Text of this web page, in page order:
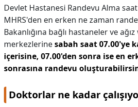
Devlet Hastanesi Randevu Alma
MHRS'den en erken ne zaman
Bakanlığına bağlı hastaneler ve ağız
merkezlerinesabah saat 07.00'ye
içerisine, 07.00'den sonra ise en
sonrasına randevu
Doktorlar ne kadar